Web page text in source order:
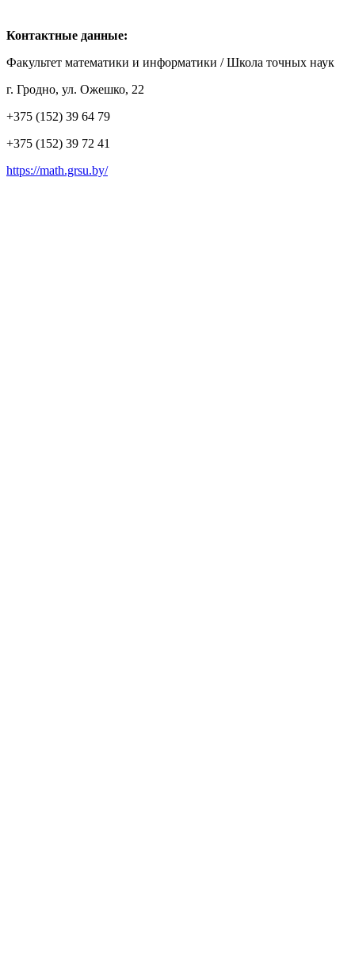
Контактные данные:
Факультет математики и информатики / Школа точных наук
г. Гродно, ул. Ожешко, 22
+375 (152) 39 64 79
+375 (152) 39 72 41
https://math.grsu.by/